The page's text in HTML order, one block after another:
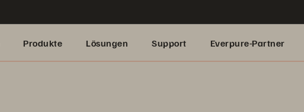
Produkte Lösungen Support Everpure-Partner